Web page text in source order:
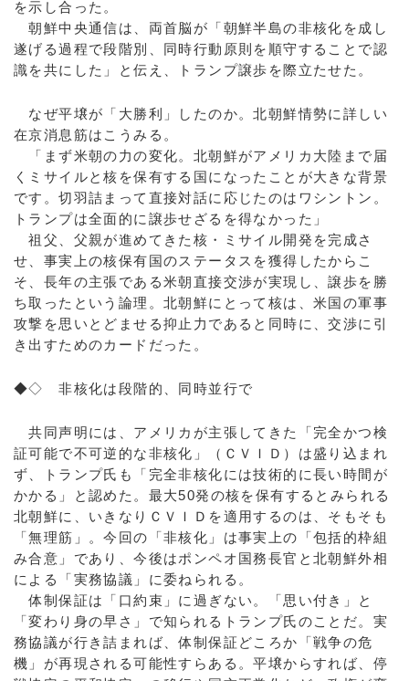
を示し合った。
朝鮮中央通信は、両首脳が「朝鮮半島の非核化を成し
遂げる過程で段階別、同時行動原則を順守することで認
識を共にした」と伝え、トランプ譲歩を際立たせた。
なぜ平壌が「大勝利」したのか。北朝鮮情勢に詳しい
在京消息筋はこうみる。
「まず米朝の力の変化。北朝鮮がアメリカ大陸まで届
くミサイルと核を保有する国になったことが大きな背景
です。切羽詰まって直接対話に応じたのはワシントン。
トランプは全面的に譲歩せざるを得なかった」
祖父、父親が進めてきた核・ミサイル開発を完成さ
せ、事実上の核保有国のステータスを獲得したからこ
そ、長年の主張である米朝直接交渉が実現し、譲歩を勝
ち取ったという論理。北朝鮮にとって核は、米国の軍事
攻撃を思いとどませる抑止力であると同時に、交渉に引
き出すためのカードだった。
◆◇ 非核化は段階的、同時並行で
共同声明には、アメリカが主張してきた「完全かつ検
証可能で不可逆的な非核化」（ＣＶＩＤ）は盛り込まれ
ず、トランプ氏も「完全非核化には技術的に長い時間が
かかる」と認めた。最大50発の核を保有するとみられる
北朝鮮に、いきなりＣＶＩＤを適用するのは、そもそも
「無理筋」。今回の「非核化」は事実上の「包括的枠組
み合意」であり、今後はポンペオ国務長官と北朝鮮外相
による「実務協議」に委ねられる。
体制保証は「口約束」に過ぎない。「思い付き」と
「変わり身の早さ」で知られるトランプ氏のことだ。実
務協議が行き詰まれば、体制保証どころか「戦争の危
機」が再現される可能性すらある。平壌からすれば、停